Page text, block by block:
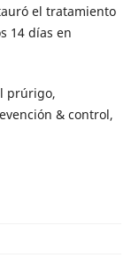
el tratamiento
14 días en
prúrigo,
& control,